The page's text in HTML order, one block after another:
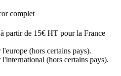
complet
partir de 15€ HT pour la France
(hors certains pays).
(hors certains pays).